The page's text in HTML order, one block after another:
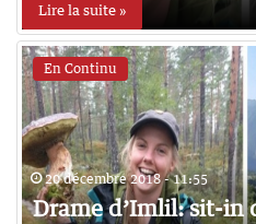
Lire la suite »
En Continu
20 décembre 2018 - 11:55
Drame d’Imlil: sit-in